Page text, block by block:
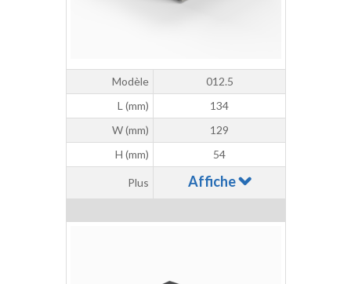
Modèle
012.5
L (mm)
134
W (mm)
129
H (mm)
54
Plus Affiche